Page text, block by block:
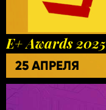
E+ Awards 2025
25 АПРЕЛЯ